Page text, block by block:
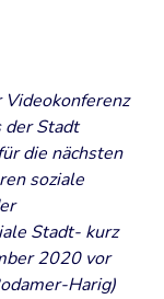
der Stadt
die nächsten
soziale
Stadt- kurz
2020 vor
Harig)